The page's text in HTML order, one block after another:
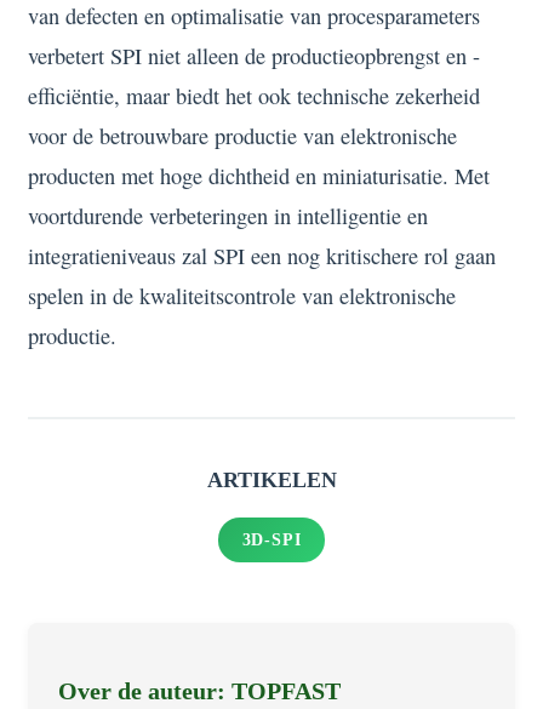
van defecten en optimalisatie van procesparameters
verbetert SPI niet alleen de productieopbrengst en -
efficiëntie, maar biedt het ook technische zekerheid
voor de betrouwbare productie van elektronische
producten met hoge dichtheid en miniaturisatie. Met
voortdurende verbeteringen in intelligentie en
integratieniveaus zal SPI een nog kritischere rol gaan
spelen in de kwaliteitscontrole van elektronische
productie.
ARTIKELEN
3D-SPI
Over de auteur: TOPFAST